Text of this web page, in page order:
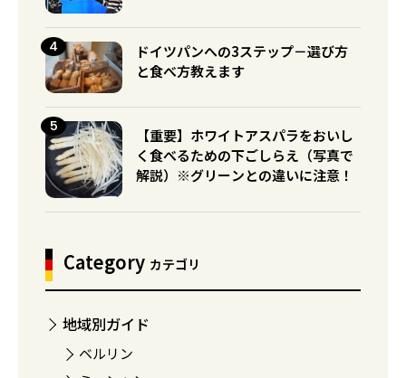
ドイツパンへの3ステップ－選び方
と食べ方教えます
【重要】ホワイトアスパラをおいし
く食べるための下ごしらえ（写真で
解説）※グリーンとの違いに注意！
Category カテゴリ
地域別ガイド
ベルリン